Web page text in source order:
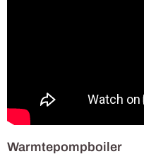
Warmtepompboiler